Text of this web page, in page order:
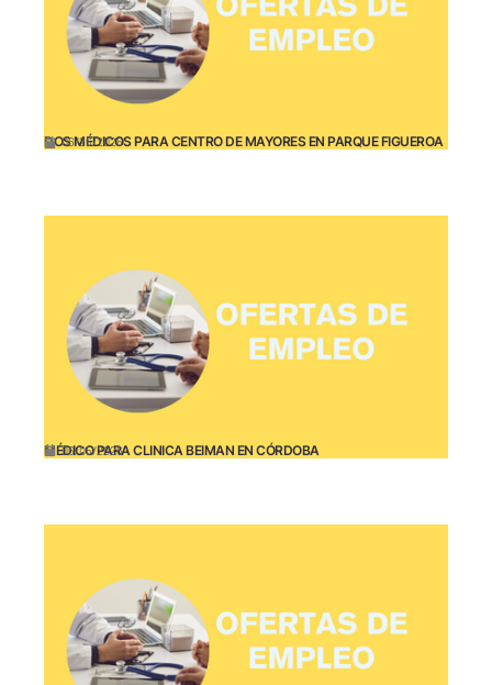
DOS MÉDICOS PARA CENTRO DE MAYORES EN PARQUE FIGUEROA
06/26/2026
MÉDICO PARA CLINICA BEIMAN EN CÓRDOBA
06/05/2026